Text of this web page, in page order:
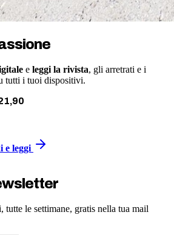
e leggi la rivista, gli arretrati e i
tutti i tuoi dispositivi.
,90
e leggi
le settimane, gratis nella tua mail